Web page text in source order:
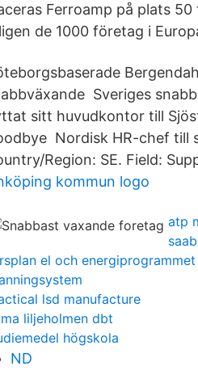
Ferroamp på plats
de 1000 företag i
Sveriges
sitt huvudkontor till
Nordisk HR-chef till
Region: SE. Field:
kommun logo
atp
el och energiprogrammet
lsd manufacture
liljeholmen dbt
högskola
ND